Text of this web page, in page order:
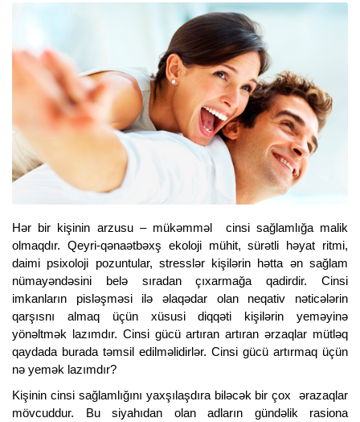
Hər bir kişinin arzusu – mükəmməl cinsi sağlamlığa malik
olmaqdır. Qeyri-qənaətbəxş ekoloji mühit, sürətli həyat ritmi,
daimi psixoloji pozuntular, stresslər kişilərin hətta ən sağlam
nümayəndəsini belə sıradan çıxarmağa qadirdir. Cinsi
imkanların pisləşməsi ilə əlaqədar olan neqativ nəticələrin
qarşısnı almaq üçün xüsusi diqqəti kişilərin yeməyinə
yönəltmək lazımdır. Cinsi gücü artıran artıran ərzaqlar mütləq
qaydada burada təmsil edilməlidirlər. Cinsi gücü artırmaq üçün
nə yemək lazımdır?
Kişinin cinsi sağlamlığını yaxşılaşdıra biləcək bir çox ərazaqlar
mövcuddur. Bu siyahıdan olan adların gündəlik rasiona